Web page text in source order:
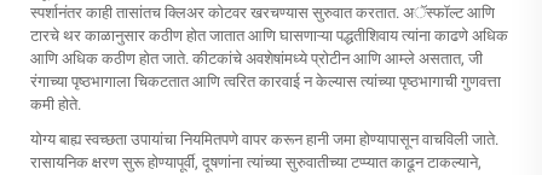
स्पर्शानंतर काही तासांतच क्लिअर कोटवर खरचण्यास सुरुवात करतात. अॅस्फॉल्ट आणि
टारचे थर काळानुसार कठीण होत जातात आणि घासणाऱ्या पद्धतीशिवाय त्यांना काढणे अधिक
आणि अधिक कठीण होत जाते. कीटकांचे अवशेषांमध्ये प्रोटीन आणि आम्ले असतात, जी
रंगाच्या पृष्ठभागाला चिकटतात आणि त्वरित कारवाई न केल्यास त्यांच्या पृष्ठभागाची गुणवत्ता
कमी होते.
योग्य बाह्य स्वच्छता उपायांचा नियमितपणे वापर करून हानी जमा होण्यापासून वाचविली जाते.
रासायनिक क्षरण सुरू होण्यापूर्वी, दूषणांना त्यांच्या सुरुवातीच्या टप्प्यात काढून टाकल्याने,